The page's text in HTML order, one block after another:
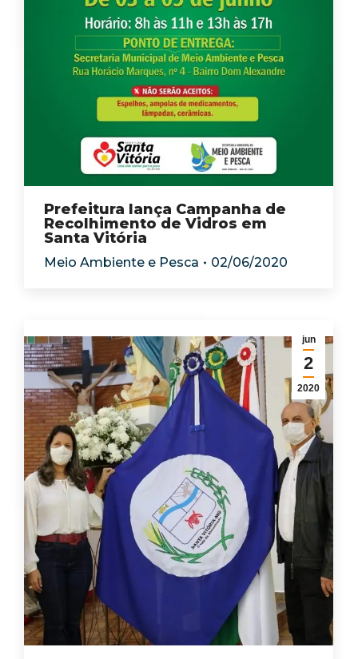
Prefeitura lança Campanha de
Recolhimento de Vidros em
Santa Vitória
Meio Ambiente e Pesca 02/06/2020
jun
2
2020